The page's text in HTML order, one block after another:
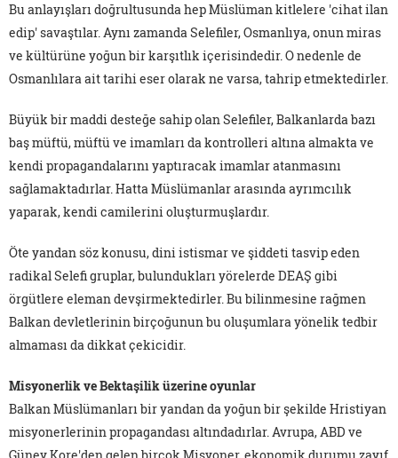
Bu anlayışları doğrultusunda hep Müslüman kitlelere 'cihat ilan
edip' savaştılar. Aynı zamanda Selefiler, Osmanlıya, onun miras
ve kültürüne yoğun bir karşıtlık içerisindedir. O nedenle de
Osmanlılara ait tarihi eser olarak ne varsa, tahrip etmektedirler.
Büyük bir maddi desteğe sahip olan Selefiler, Balkanlarda bazı
baş müftü, müftü ve imamları da kontrolleri altına almakta ve
kendi propagandalarını yaptıracak imamlar atanmasını
sağlamaktadırlar. Hatta Müslümanlar arasında ayrımcılık
yaparak, kendi camilerini oluşturmuşlardır.
Öte yandan söz konusu, dini istismar ve şiddeti tasvip eden
radikal Selefi gruplar, bulundukları yörelerde DEAŞ gibi
örgütlere eleman devşirmektedirler. Bu bilinmesine rağmen
Balkan devletlerinin birçoğunun bu oluşumlara yönelik tedbir
almaması da dikkat çekicidir.
Misyonerlik ve Bektaşilik üzerine oyunlar
Balkan Müslümanları bir yandan da yoğun bir şekilde Hristiyan
misyonerlerinin propagandası altındadırlar. Avrupa, ABD ve